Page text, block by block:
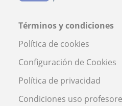
Términos y condiciones
Política de cookies
Configuración de Cookies
Política de privacidad
Condiciones uso